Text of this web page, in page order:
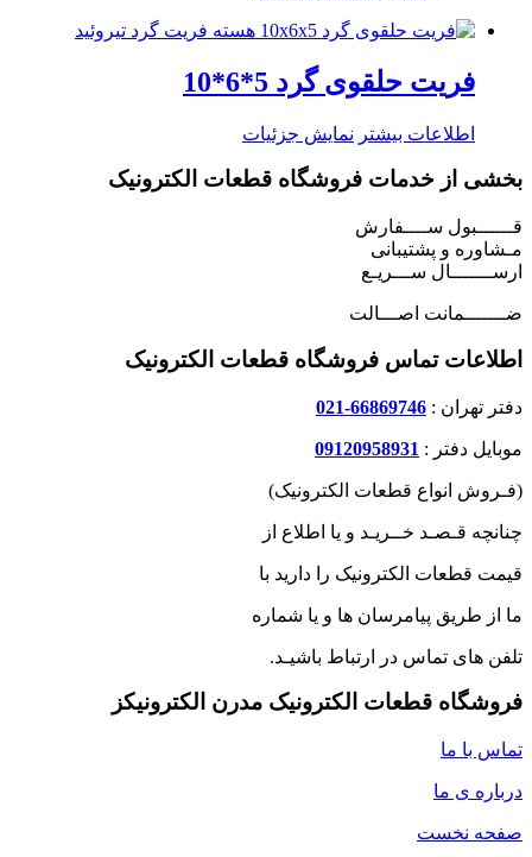
فریت حلقوی گرد 5*6*10
اطلاعات بیشتر نمایش جزئیات
بخشی از خدمات فروشگاه قطعات الکترونیک
قــــــبول ســــفارش
مـشاوره و پشتیبانی
ارســـــــال ســـریـع
ضـــــــمانت اصـــالت
اطلاعات تماس فروشگاه قطعات الکترونیک
دفتر تهران : 66869746-021
موبایل دفتر : 09120958931
(فـروش انواع قطعات الکترونیک)
چنانچه قـصـد خــریـد و یا اطلاع از
قیمت قطعات الکترونیک را دارید با
ما از طریق پیامرسان ها و یا شماره
تلفن های تماس در ارتباط باشیـد.
فروشگاه قطعات الکترونیک مدرن الکترونیکز
تماس با ما
درباره ی ما
صفحه نخست